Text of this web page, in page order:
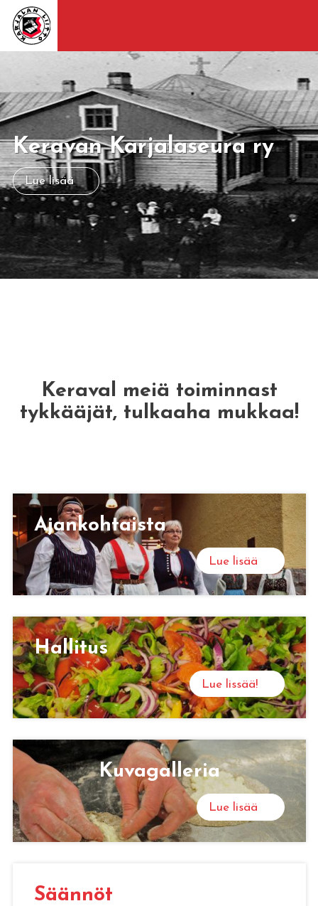
Keravan Karjalaseura ry
Lue lisää
Keraval meiä toiminnast
tykkääjät, tulkaaha mukkaa!
Ajan­koh­tais­ta
Lue lisää
Hal­li­tus
Lue lissää!
Ku­va­gal­le­ria
Lue lisää
Sään­nöt